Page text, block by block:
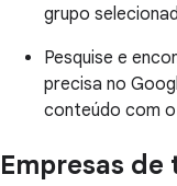
grupo
Pesquise e
precisa no
conteúdo com o
Empresas